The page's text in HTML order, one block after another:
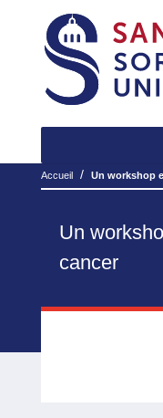
Accueil/ Un workshop
Un
cancer